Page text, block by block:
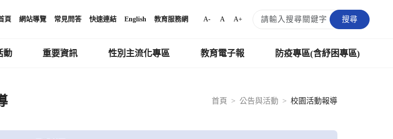
頁 網站導覽 常見問答 快速連結 English 教育服務網 A- A A+ 搜尋
動 重要資訊 性別主流化專區 教育電子報 防疫專區(含紓困專區)
首頁
公告與活動 校園活動報導